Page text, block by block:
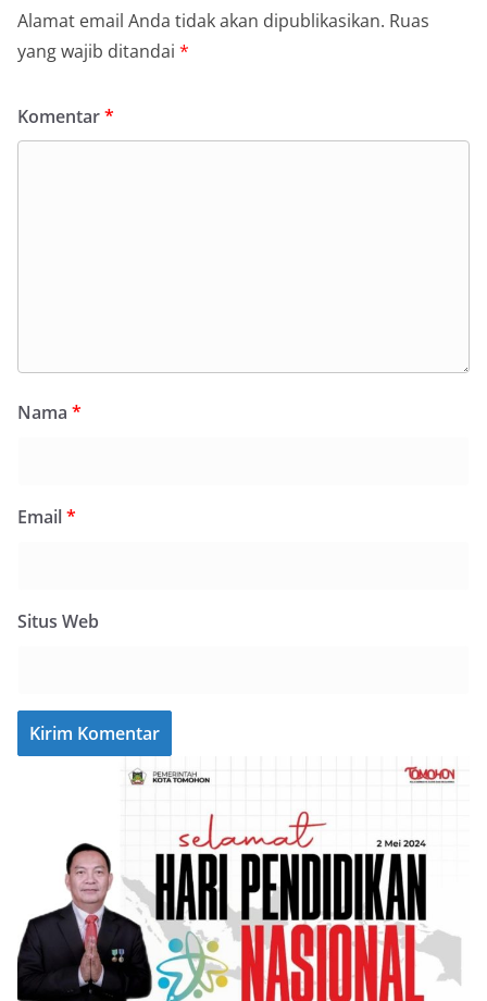
Alamat email Anda tidak akan dipublikasikan. Ruas
yang wajib ditandai *
Komentar*
Nama *
Email*
Situs Web